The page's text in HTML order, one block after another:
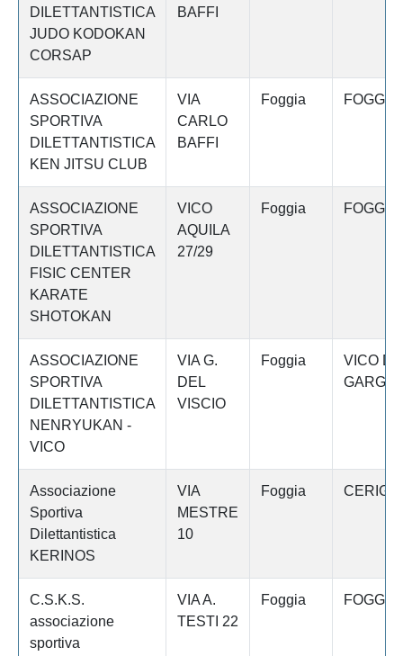
DILETTANTISTICA
JUDO KODOKAN
CORSAP
BAFFI
ASSOCIAZIONE
SPORTIVA
DILETTANTISTICA
KEN JITSU CLUB
VIA
CARLO
BAFFI
Foggia FOGGIA
ASSOCIAZIONE
SPORTIVA
DILETTANTISTICA
FISIC CENTER
KARATE
SHOTOKAN
VICO
AQUILA
27/29
Foggia FOGGIA
ASSOCIAZIONE
SPORTIVA
DILETTANTISTICA
NENRYUKAN -
VICO
VIA G.
DEL
VISCIO
Foggia
VICO
Associazione
Sportiva
Dilettantistica
KERINOS
VIA
MESTRE
10
Foggia
C.S.K.S.
associazione
sportiva
VIA A.
TESTI 22
Foggia FOGGIA